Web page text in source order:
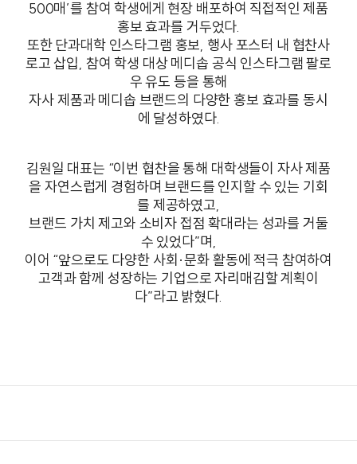
500매’를 참여 학생에게 현장 배포하여 직접적인 제품
홍보 효과를 거두었다.
또한 단과대학 인스타그램 홍보, 행사 포스터 내 협찬사
로고 삽입, 참여 학생 대상 메디솝 공식 인스타그램 팔로
우 유도 등을 통해
자사 제품과 메디솝 브랜드의 다양한 홍보 효과를 동시
에 달성하였다.
김원일 대표는 “이번 협찬을 통해 대학생들이 자사 제품
을 자연스럽게 경험하며 브랜드를 인지할 수 있는 기회
를 제공하였고,
브랜드 가치 제고와 소비자 접점 확대라는 성과를 거둘
수 있었다”며,
이어 “앞으로도 다양한 사회·문화 활동에 적극 참여하여
고객과 함께 성장하는 기업으로 자리매김할 계획이
다”라고 밝혔다.